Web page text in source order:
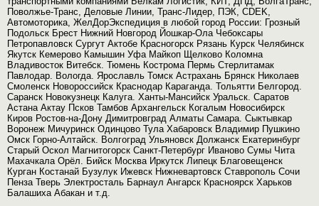
Поволжье-Транс, Деловые Линии, Транс-Лидер, ПЭК, CDEK,
Автомоторика, ЖелДорЭкспедиция в любой город России: Грозный
Подольск Брест Нижний Новгород Йошкар-Ола Чебоксары
Петропавловск Сургут Актобе Красногорск Рязань Курск Челябинск
Якутск Кемерово Камышин Уфа Майкоп Щелково Коломна
Владивосток Витебск. Тюмень Кострома Пермь Стерлитамак
Павлодар. Вологда. Ярославль Томск Астрахань Брянск Николаев
Смоленск Новороссийск Краснодар Караганда. Тольятти Белгород.
Саранск Новокузнецк Калуга. Ханты-Мансийск Уральск. Саратов
Астана Актау Псков Тамбов Архангельск Когалым Новосибирск
Киров Ростов-на-Дону Димитровград Алматы Самара. Сыктывкар
Воронеж Мичуринск Одинцово Тула Хабаровск Владимир Пушкино
Омск Горно-Алтайск. Волгоград Ульяновск Должанск Екатеринбург
Старый Оскол Магнитогорск Санкт-Петербург Иваново Сумы Чита
Махачкала Орёл. Бийск Москва Иркутск Липецк Благовещенск
Курган Костанай Бузулук Ижевск Нижневартовск Ставрополь Сочи
Пенза Тверь Электросталь Барнаул Ангарск Красноярск Харьков
Балашиха Абакан и т.д.